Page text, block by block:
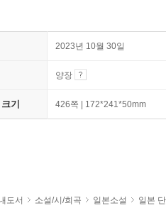
2023년 10월 30일
양장
기 426쪽 | 172*241*50mm
도서 소설/시/희곡 일본소설 일본